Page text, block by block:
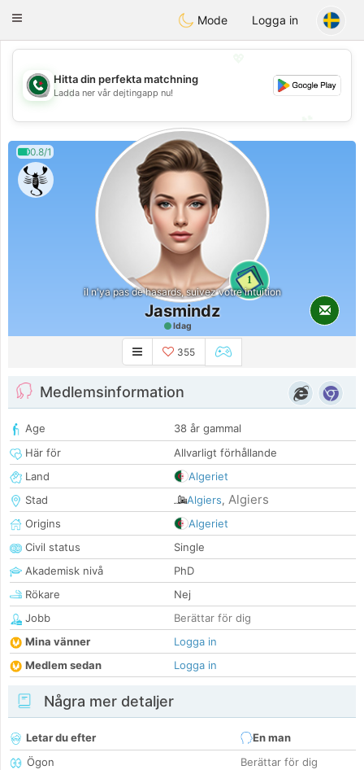
Weshrak
Toggle
Mode Logga in
💖
💕
Hitta din perfekta matchning
Ladda ner vår dejtingapp nu!
0.8/1
1
il n'ya pas de hasards, suivez votre intuition
Jasmindz
Idag
355
Medlemsinformation
Age
38 år gammal
Här för
Allvarligt förhållande
Land
Algeriet
Stad
Algiers, Algiers
Origins
Algeriet
Civil status
Single
Akademisk nivå
PhD
Rökare
Nej
Jobb
Berättar för dig
Mina vänner
Logga in
Medlem sedan
Logga in
Några mer detaljer
Letar du efter
En man
Ögon
Berättar för dig